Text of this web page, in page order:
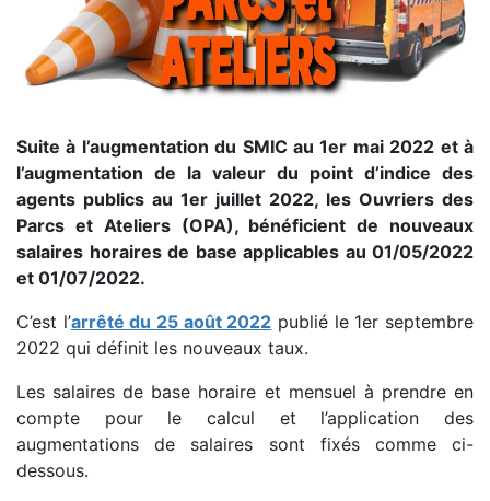
Suite à l’augmentation du SMIC au 1er mai 2022 et à
l’augmentation de la valeur du point d’indice des
agents publics au 1er juillet 2022, les Ouvriers des
Parcs et Ateliers (OPA), bénéficient de nouveaux
salaires horaires de base applicables au 01/05/2022
et 01/07/2022.
C’est l’arrêté du 25 août 2022 publié le 1er septembre
2022 qui définit les nouveaux taux.
Les salaires de base horaire et mensuel à prendre en
compte pour le calcul et l’application des
augmentations de salaires sont fixés comme ci-
dessous.